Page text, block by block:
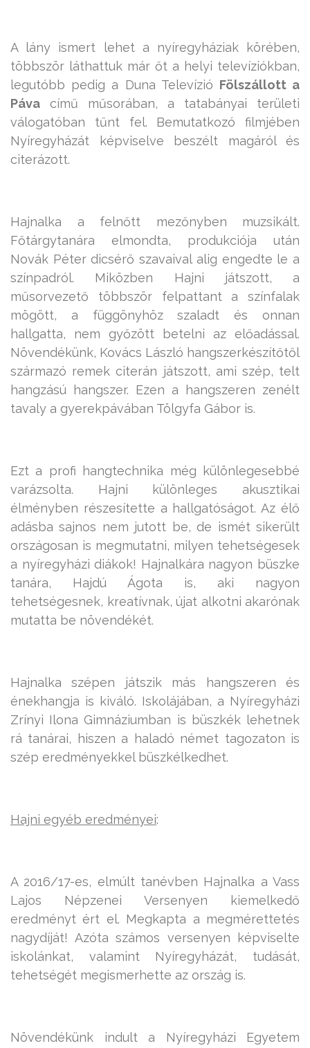
A lány ismert lehet a nyíregyháziak körében,
többször láthattuk már őt a helyi televíziókban,
legutóbb pedig a Duna Televízió Fölszállott a
Páva című műsorában, a tatabányai területi
válogatóban tűnt fel. Bemutatkozó filmjében
Nyíregyházát képviselve beszélt magáról és
citerázott.
Hajnalka a felnőtt mezőnyben muzsikált.
Főtárgytanára elmondta, produkciója után
Novák Péter dicsérő szavaival alig engedte le a
színpadról. Miközben Hajni játszott, a
műsorvezető többször felpattant a színfalak
mögött, a függönyhöz szaladt és onnan
hallgatta, nem győzött betelni az előadással.
Növendékünk, Kovács László hangszerkészítőtől
származó remek citerán játszott, ami szép, telt
hangzású hangszer. Ezen a hangszeren zenélt
tavaly a gyerekpávában Tölgyfa Gábor is.
Ezt a profi hangtechnika még különlegesebbé
varázsolta. Hajni különleges akusztikai
élményben részesítette a hallgatóságot. Az élő
adásba sajnos nem jutott be, de ismét sikerült
országosan is megmutatni, milyen tehetségesek
a nyíregyházi diákok! Hajnalkára nagyon büszke
tanára, Hajdú Ágota is, aki nagyon
tehetségesnek, kreatívnak, újat alkotni akarónak
mutatta be növendékét.
Hajnalka szépen játszik más hangszeren és
énekhangja is kiváló. Iskolájában, a Nyíregyházi
Zrínyi Ilona Gimnáziumban is büszkék lehetnek
rá tanárai, hiszen a haladó német tagozaton is
szép eredményekkel büszkélkedhet.
Hajni egyéb eredményei:
A 2016/17-es, elmúlt tanévben Hajnalka a Vass
Lajos Népzenei Versenyen kiemelkedő
eredményt ért el. Megkapta a megmérettetés
nagydíját! Azóta számos versenyen képviselte
iskolánkat, valamint Nyíregyházát, tudását,
tehetségét megismerhette az ország is.
Növendékünk indult a Nyíregyházi Egyetem